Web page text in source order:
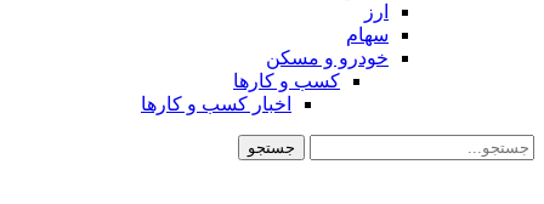
ارز
سهام
خودرو و مسکن
کسب و کارها
اخبار کسب و کارها